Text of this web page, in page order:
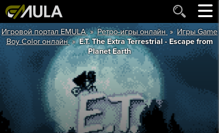
Игровой портал EMULA »Ретро-игры онлайн » Игры Game
Boy Color онлайн »E.T. The Extra Terrestrial - Escape from
Planet Earth